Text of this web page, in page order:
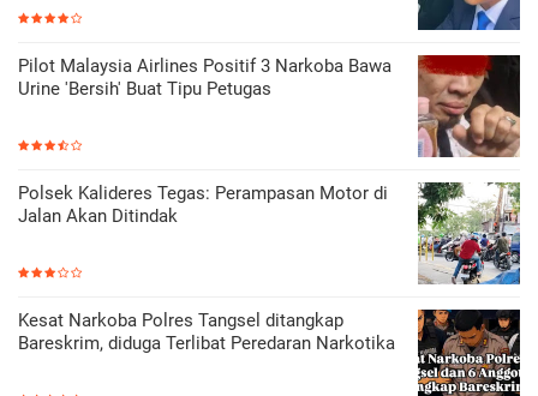
Pilot Malaysia Airlines Positif 3 Narkoba Bawa
Urine 'Bersih' Buat Tipu Petugas
Polsek Kalideres Tegas: Perampasan Motor di
Jalan Akan Ditindak
Kesat Narkoba Polres Tangsel ditangkap
Bareskrim, diduga Terlibat Peredaran Narkotika